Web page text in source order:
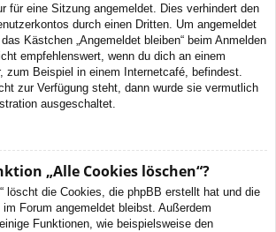
für eine Sitzung angemeldet. Dies verhindert den
durch einen Dritten. Um angemeldet
Kästchen „Angemeldet bleiben“ beim Anmelden
empfehlenswert, wenn du dich an einem
zum Beispiel in einem Internetcafé, befindest.
zur Verfügung steht, dann wurde sie vermutlich
ausgeschaltet.
„Alle Cookies löschen“?
löscht die Cookies, die phpBB erstellt hat und die
Forum angemeldet bleibst. Außerdem
Funktionen, wie beispielsweise den